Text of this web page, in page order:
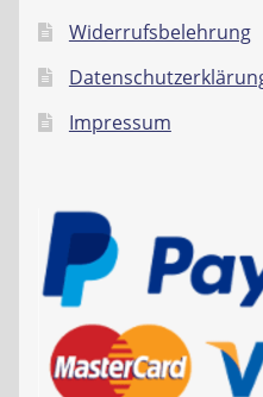
Widerrufsbelehrung
Impressum